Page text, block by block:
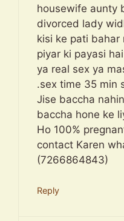
housewife aunty
divorced lady
kisi ke pati bahar
piyar ki payasi
ya real sex ya
.sex time 35 min
Jise baccha
baccha hone ke
Ho 100%
contact Karen
(7266864843)
Reply